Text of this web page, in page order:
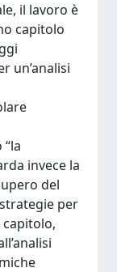
il lavoro è
capitolo
un’analisi
invece la
del
per